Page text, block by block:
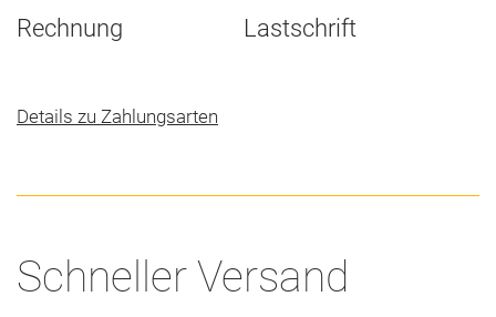
Rechnung Lastschrift
Details zu Zahlungsarten
Schneller Versand